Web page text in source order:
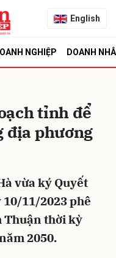
English
NGHIỆP DOANH
tỉnh để
địa phương
vừa ký Quyết
11/2023 phê
Thuận thời kỳ
2050.
Hủy